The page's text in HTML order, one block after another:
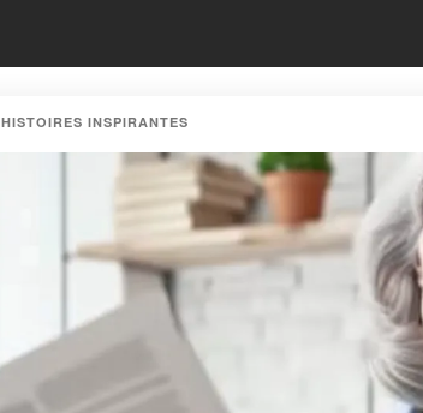
HISTOIRES INSPIRANTES